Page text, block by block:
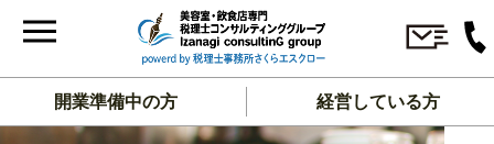
開業準備中の方 経営している方